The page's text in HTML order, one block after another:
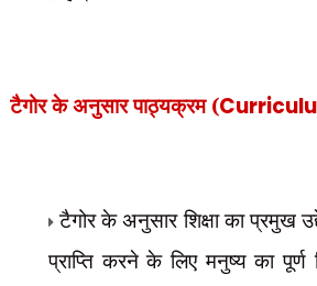
टैगोर के अनुसारपाठ्यक्रम (
टैगोर के अनुसार शिक्षा का प्रमुख
प्राप्ति करने के लिए मनुष्य का